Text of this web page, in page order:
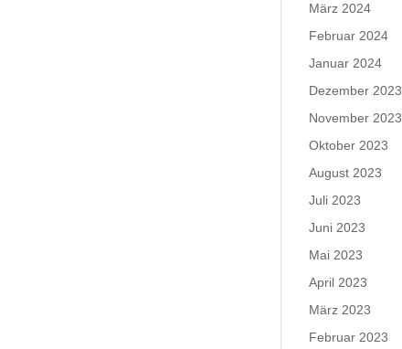
März 2024
Februar 2024
Januar 2024
Dezember 2023
November 2023
Oktober 2023
August 2023
Juli 2023
Juni 2023
Mai 2023
April 2023
März 2023
Februar 2023